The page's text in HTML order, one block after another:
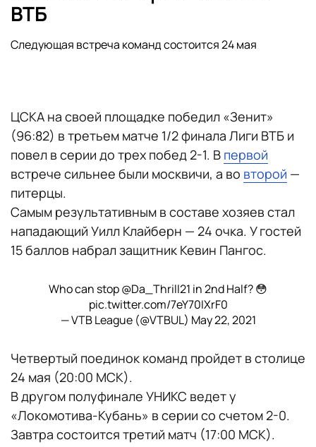
ВТБ
Следующая встреча команд состоится 24 мая
ЦСКА на своей площадке победил «Зенит»
(96:82) в третьем матче 1/2 финала Лиги ВТБ и
повел в серии до трех побед 2-1. В первой
встрече сильнее были москвичи, а во второй —
питерцы.
Самым результативным в составе хозяев стал
нападающий Уилл Клайберн — 24 очка. У гостей
15 баллов набрал защитник Кевин Пангос.
Who can stop@Da_Thrill21 in 2nd Half? 😳
pic.twitter.com/7eY70IXrF0
— VTB League (@VTBUL) May 22, 2021
Четвертый поединок команд пройдет в столице
24 мая (20:00 МСК).
В другом полуфинале УНИКС ведет у
«Локомотива-Кубань» в серии со счетом 2-0.
Завтра состоится третий матч (17:00 МСК).